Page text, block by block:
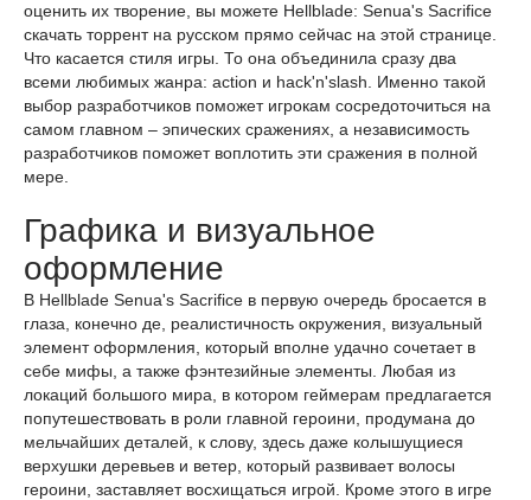
оценить их творение, вы можете Hellblade: Senua's Sacrifice
скачать торрент на русском прямо сейчас на этой странице.
Что касается стиля игры. То она объединила сразу два
всеми любимых жанра: action и hack'n'slash. Именно такой
выбор разработчиков поможет игрокам сосредоточиться на
самом главном – эпических сражениях, а независимость
разработчиков поможет воплотить эти сражения в полной
мере.
Графика и визуальное
оформление
В Hellblade Senua's Sacrifice в первую очередь бросается в
глаза, конечно де, реалистичность окружения, визуальный
элемент оформления, который вполне удачно сочетает в
себе мифы, а также фэнтезийные элементы. Любая из
локаций большого мира, в котором геймерам предлагается
попутешествовать в роли главной героини, продумана до
мельчайших деталей, к слову, здесь даже колышущиеся
верхушки деревьев и ветер, который развивает волосы
героини, заставляет восхищаться игрой. Кроме этого в игре